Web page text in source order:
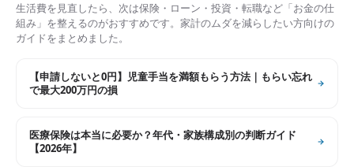
生活費を見直したら、次は保険・ローン・投資・転職など「お金の仕
組み」を整えるのがおすすめです。家計のムダを減らしたい方向けの
ガイドをまとめました。
【申請しないと0円】児童手当を満額もらう方法｜もらい忘れ
で最大200万円の損
医療保険は本当に必要か？年代・家族構成別の判断ガイド
【2026年】